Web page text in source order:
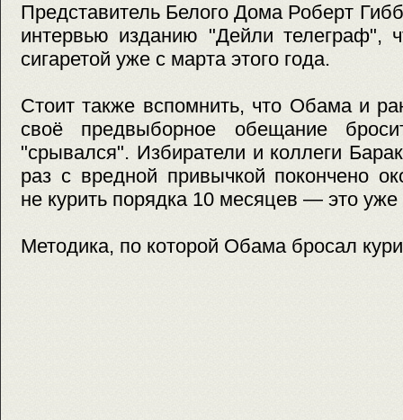
Представитель Белого Дома Роберт
интервью изданию "Дейли телеграф",
сигаретой уже с марта этого года.
Стоит также вспомнить, что Обама и
своё предвыборное обещание
"срывался". Избиратели и коллеги
раз с вредной привычкой покончено
не курить порядка 10 месяцев — это уже
Методика, по которой Обама бросал